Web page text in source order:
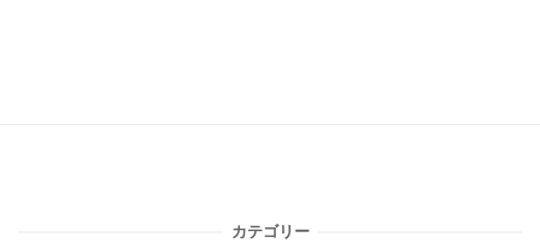
カテゴリー